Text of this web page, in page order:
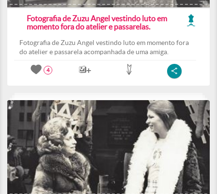
Fotografia de Zuzu Angel vestindo luto em
momento fora do atelier e passarelas.
Fotografia de Zuzu Angel vestindo luto em momento fora
do atelier e passarela acompanhada de uma amiga.
4